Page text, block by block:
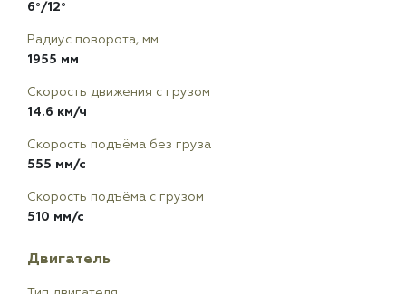
6°/12°
Радиус поворота, мм
1955 мм
Скорость движения с грузом
14.6 км/ч
Скорость подъёма без груза
555 мм/с
Скорость подъёма с грузом
510 мм/с
Двигатель